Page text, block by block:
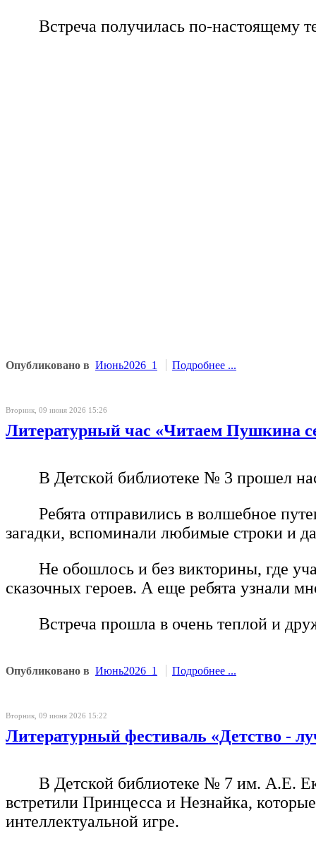
Встреча получилась по-настоящему
Опубликовано в Июнь2026_1 Подробнее ...
Вторник, 09 июня 2026 15:26
Литературный час «Читаем Пушкина
В Детской библиотеке № 3 прошел
Ребята отправились в волшебное
загадки, вспоминали любимые строки и
Не обошлось и без викторины, где
сказочных героев. А еще ребята узнали
Встреча прошла в очень теплой и
Опубликовано в Июнь2026_1 Подробнее ...
Вторник, 09 июня 2026 15:22
Литературный фестиваль «Детство -
В Детской библиотеке № 7 им. А.Е.
встретили Принцесса и Незнайка,
интеллектуальной игре.